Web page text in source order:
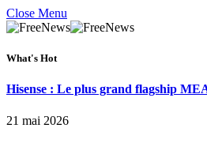
Close Menu
What's Hot
Hisense : Le plus grand flagship
21 mai 2026